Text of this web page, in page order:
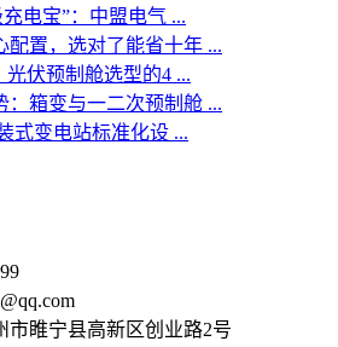
电宝”：中盟电气 ...
配置，选对了能省十年 ...
光伏预制舱选型的4 ...
：箱变与一二次预制舱 ...
式变电站标准化设 ...
市睢宁县高新区创业路2号